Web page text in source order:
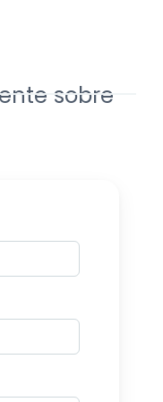
sobre